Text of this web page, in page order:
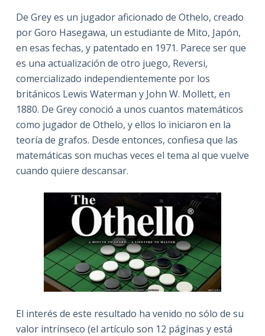
De Grey es un jugador aficionado de Othelo, creado
por Goro Hasegawa, un estudiante de Mito, Japón,
en esas fechas, y patentado en 1971. Parece ser que
es una actualización de otro juego, Reversi,
comercializado independientemente por los
británicos Lewis Waterman y John W. Mollett, en
1880. De Grey conoció a unos cuantos matemáticos
como jugador de Othelo, y ellos lo iniciaron en la
teoría de grafos. Desde entonces, confiesa que las
matemáticas son muchas veces el tema al que vuelve
cuando quiere descansar.
El interés de este resultado ha venido no sólo de su
valor intrínseco (el artículo son 12 páginas y está